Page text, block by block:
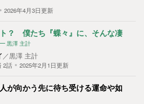
2026年4月3日更新
？ 僕たち『蝶々』に、そんな凄
黒澤 主計
／黒澤 主計
2話 2025年2月1日更新
が向かう先に待ち受ける運命や如